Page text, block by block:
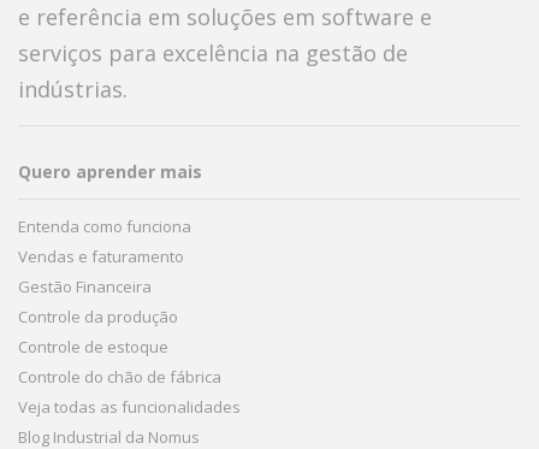
e referência em soluções em software e
serviços para excelência na gestão de
indústrias.
Quero aprender mais
Entenda como funciona
Vendas e faturamento
Gestão Financeira
Controle da produção
Controle de estoque
Controle do chão de fábrica
Veja todas as funcionalidades
Blog Industrial da Nomus